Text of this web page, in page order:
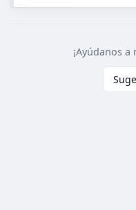
¡Ayúdanos